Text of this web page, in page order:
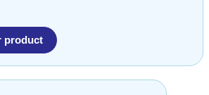
product